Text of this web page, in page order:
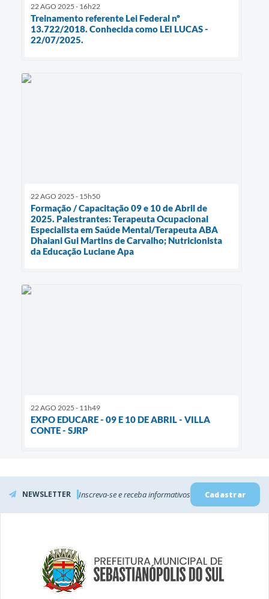
22 AGO 2025 - 16h22
Treinamento referente Lei Federal nº
13.722/2018. Conhecida como LEI LUCAS -
22/07/2025.
22 AGO 2025 - 15h50
Formação / Capacitação 09 e 10 de Abril de
2025. Palestrantes: Terapeuta Ocupacional
Especialista em Saúde Mental/Terapeuta ABA
Dhaiani Gui Martins de Carvalho; Nutricionista
da Educação Luciane Apa
22 AGO 2025 - 11h49
EXPO EDUCARE - 09 E 10 DE ABRIL - VILLA
CONTE - SJRP
NEWSLETTER Inscreva-se e receba informativos Cadastrar